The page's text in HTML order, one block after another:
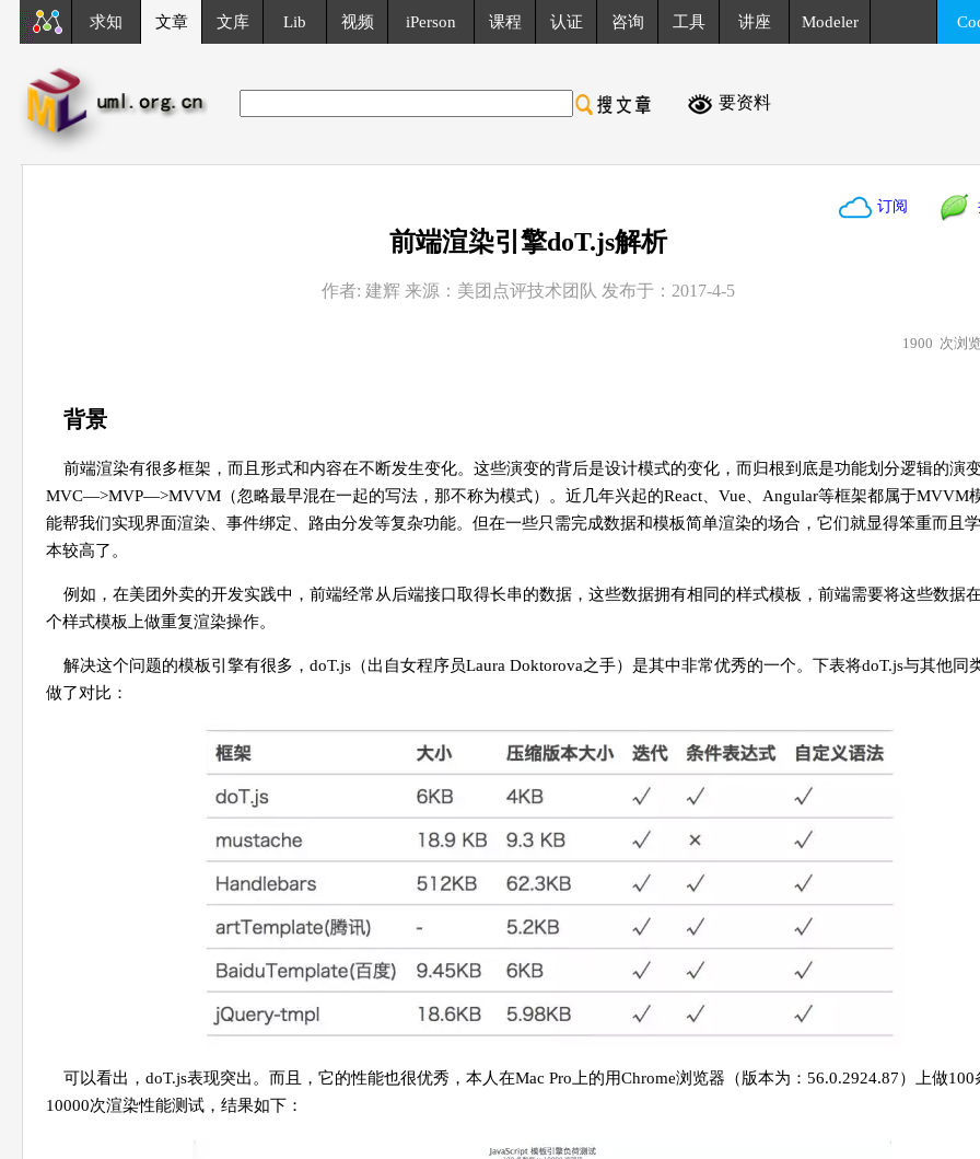
求知 文章 文库 Lib 视频 iPerson 课程 认证 咨询 工具 讲座 Modeler
要资料
订阅
前端渲染引擎doT.js解析
作者: 建辉 来源：美团点评技术团队 发布于：2017-4-5
1900 次浏
背景
前端渲染有很多框架，而且形式和内容在不断发生变化。这些演变的背后是设计模式的变化，而归根到底是功能划分逻辑的演
MVC—>MVP—>MVVM（忽略最早混在一起的写法，那不称为模式）。近几年兴起的React、Vue、Angular等框架都属于MVVM
能帮我们实现界面渲染、事件绑定、路由分发等复杂功能。但在一些只需完成数据和模板简单渲染的场合，它们就显得笨重而且
本较高了。
例如，在美团外卖的开发实践中，前端经常从后端接口取得长串的数据，这些数据拥有相同的样式模板，前端需要将这些数据
个样式模板上做重复渲染操作。
解决这个问题的模板引擎有很多，doT.js（出自女程序员Laura Doktorova之手）是其中非常优秀的一个。下表将doT.js与其他同
做了对比：
可以看出，doT.js表现突出。而且，它的性能也很优秀，本人在Mac Pro上的用Chrome浏览器（版本为：56.0.2924.87）上做100
10000次渲染性能测试，结果如下：